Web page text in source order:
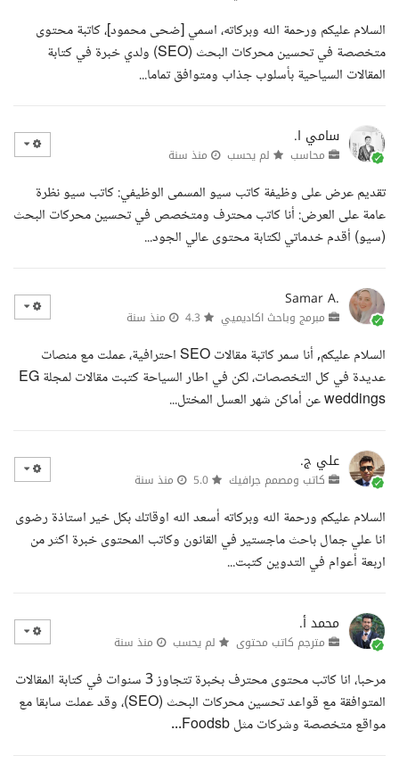
السلام عليكم ورحمة الله وبركاته، اسمي [ضحى محمود]، كاتبة محتوى
متخصصة في تحسين محركات البحث (SEO) ولدي خبرة في كتابة
المقالات السياحية بأسلوب جذاب ومتوافق تماما...
سامي ا.
محاسب لم يحسب منذ سنة
تقديم عرض على وظيفة كاتب سيو المسمى الوظيفي: كاتب سيو نظرة
عامة على العرض: أنا كاتب محترف ومتخصص في تحسين محركات البحث
(سيو) أقدم خدماتي لكتابة محتوى عالي الجود...
Samar A.
مبرمج وباحث اكاديميي منذ سنة
السلام عليكم, أنا سمر كاتبة مقالات SEO احترافية، عملت مع منصات
عديدة في كل التخصصات، لكن في اطار السياحة كتبت مقالات لمجلة EG
weddings عن أماكن شهر العسل المختل...
علي ج.
كاتب ومصمم جرافيك منذ سنة
السلام عليكم ورحمة الله وبركاته أسعد الله اوقاتك بكل خير استاذة رضوى
انا علي جمال باحث ماجستير في القانون وكاتب المحتوى خبرة اكثر من
اربعة أعوام في التدوين كتبت...
محمد أ.
مترجم كاتب محتوى لم يحسب منذ سنة
مرحبا، انا كاتب محتوى محترف بخبرة تتجاوز 3 سنوات في كتابة المقالات
المتوافقة مع قواعد تحسين محركات البحث (SEO)، وقد عملت سابقا مع
مواقع متخصصة وشركات مثل Foodsb...